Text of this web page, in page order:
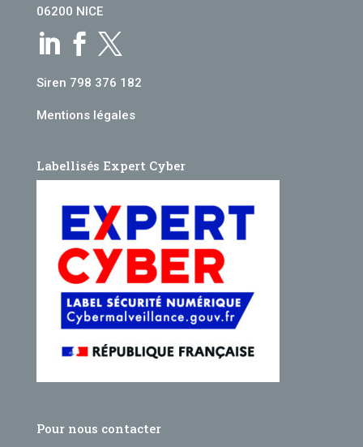
06200 NICE
  
Siren 798 376 182
Mentions légales
Labellisés Expert Cyber
Pour nous contacter